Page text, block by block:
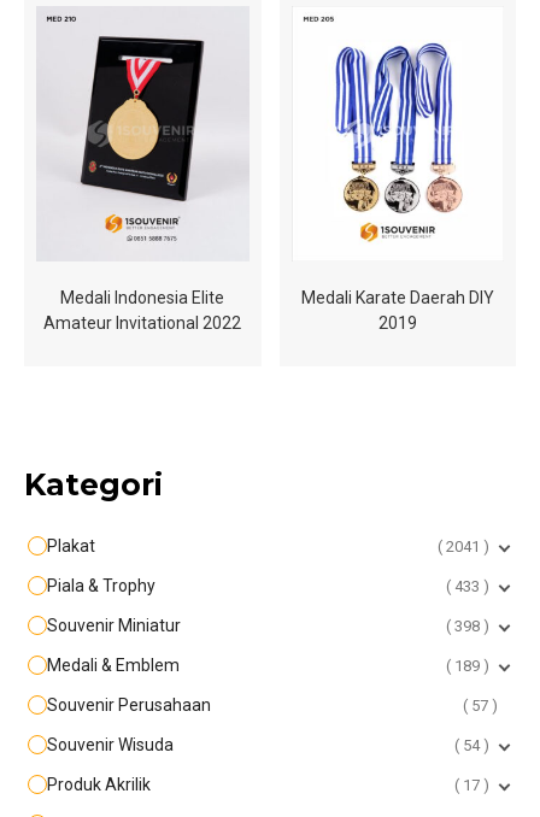
Medali Indonesia Elite
Amateur Invitational 2022
Medali Karate Daerah DIY
2019
Kategori
Plakat 2041
Piala & Trophy 433
Souvenir Miniatur 398
Medali & Emblem 189
Souvenir Perusahaan 57
Souvenir Wisuda 54
Produk Akrilik 17